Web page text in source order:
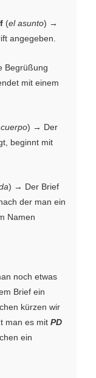
(el asunto) →
angegeben.
Begrüßung
mit einem
) → Der
beginnt mit
) → Der Brief
der man ein
Namen
noch etwas
Brief ein
kürzen wir
man es mit PD
ein